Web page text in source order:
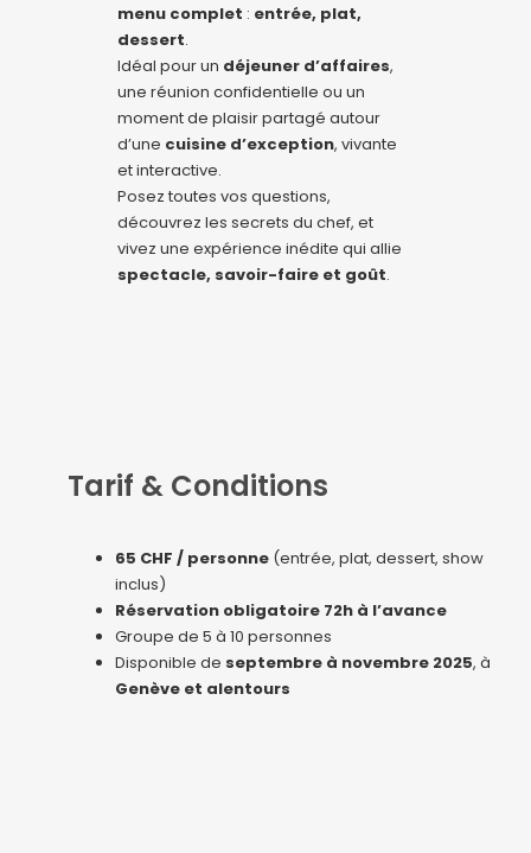
menu complet : entrée, plat,
dessert.
Idéal pour un déjeuner d’affaires,
une réunion confidentielle ou un
moment de plaisir partagé autour
d’une cuisine d’exception, vivante
et interactive.
Posez toutes vos questions,
découvrez les secrets du chef, et
vivez une expérience inédite qui allie
spectacle, savoir-faire et goût.
Tarif & Conditions
65 CHF / personne(entrée, plat, dessert, show
inclus)
Réservation obligatoire 72h à l’avance
Groupe de 5 à 10 personnes
Disponible de septembre à novembre 2025, à
Genève et alentours